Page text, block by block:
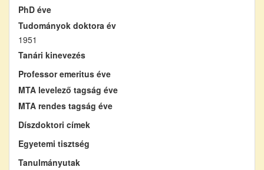
PhD éve
Tudományok doktora év
1951
Tanári kinevezés
Professor emeritus éve
MTA levelező tagság éve
MTA rendes tagság éve
Díszdoktori címek
Egyetemi tisztség
Tanulmányutak